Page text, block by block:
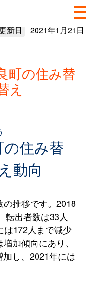
新日 2021年1月21日
町の住み替
え
の住み替
動向
の推移です。2018
転出者数は33人
は172人まで減少
加傾向にあり、
し、2021年には